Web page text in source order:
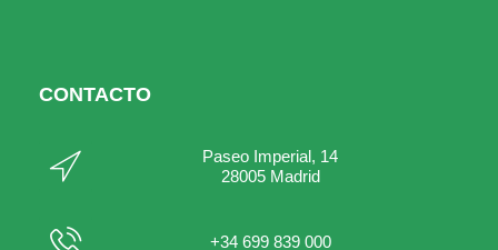
CONTACTO
Paseo Imperial, 14
28005 Madrid
+34 699 839 000